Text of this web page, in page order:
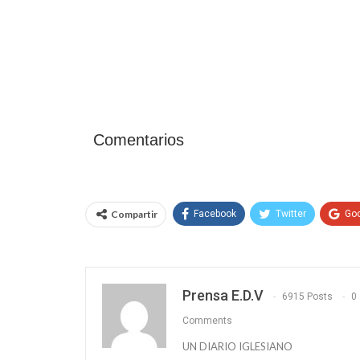
Comentarios
Compartir Facebook Twitter
Prensa E.D.V 6915 Posts 0
Comments
UN DIARIO IGLESIANO